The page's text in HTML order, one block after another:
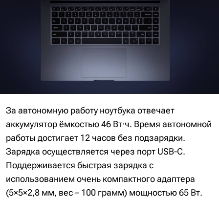
За автономную работу ноутбука отвечает
аккумулятор ёмкостью 46 Вт·ч. Время автономной
работы достигает 12 часов без подзарядки.
Зарядка осуществляется через порт USB-C.
Поддерживается быстрая зарядка с
использованием очень компактного адаптера
(5×5×2,8 мм, вес – 100 грамм) мощностью 65 Вт.